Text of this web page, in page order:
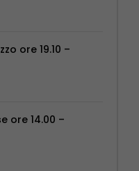
ore 19.10 –
ore 14.00 –